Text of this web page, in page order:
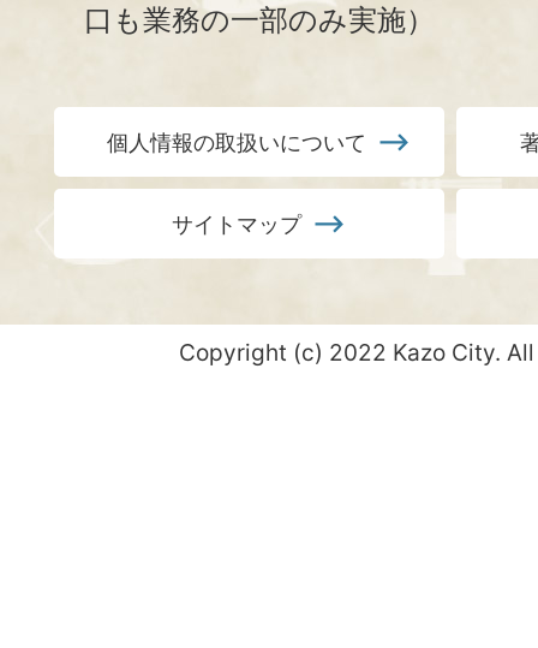
口も業務の一部のみ実施）
個人情報の取扱いについて
サイトマップ
Copyright (c) 2022 Kazo City.